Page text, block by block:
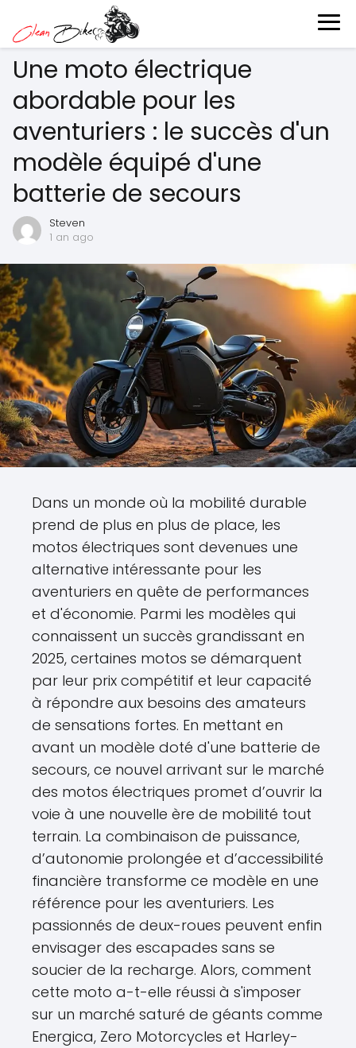
Une moto électrique
abordable pour les
aventuriers : le succès d'un
modèle équipé d'une
batterie de secours
Steven
1 an ago
Dans un monde où la mobilité durable
prend de plus en plus de place, les
motos électriques sont devenues une
alternative intéressante pour les
aventuriers en quête de performances
et d'économie. Parmi les modèles qui
connaissent un succès grandissant en
2025, certaines motos se démarquent
par leur prix compétitif et leur capacité
à répondre aux besoins des amateurs
de sensations fortes. En mettant en
avant un modèle doté d'une batterie de
secours, ce nouvel arrivant sur le marché
des motos électriques promet d’ouvrir la
voie à une nouvelle ère de mobilité tout
terrain. La combinaison de puissance,
d’autonomie prolongée et d’accessibilité
financière transforme ce modèle en une
référence pour les aventuriers. Les
passionnés de deux-roues peuvent enfin
envisager des escapades sans se
soucier de la recharge. Alors, comment
cette moto a-t-elle réussi à s'imposer
sur un marché saturé de géants comme
Energica, Zero Motorcycles et Harley-